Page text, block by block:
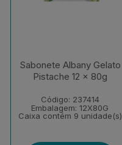
Sabonete Albany Gelato
Pistache 12 x 80g
Código: 237414
Embalagem: 12X80G
Caixa contém 9 unidade(s)